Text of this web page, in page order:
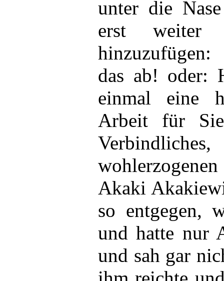
unter die
erst
das ab! oder:
einmal eine
Arbeit für
Akaki
so entgegen,
und hatte nur
und sah gar